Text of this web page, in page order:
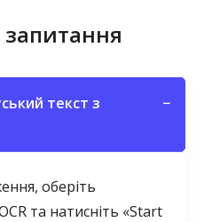
текст з
−
оберіть
та натисніть «Start